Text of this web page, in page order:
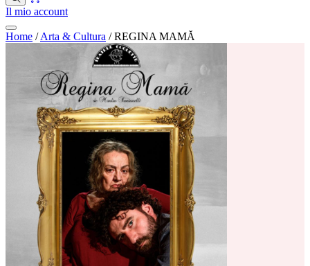
Il mio account
Home / Arta & Cultura / REGINA MAMĂ